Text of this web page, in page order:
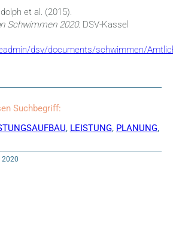
et al. (2015).
Schwimmen 2020. DSV-Kassel
dsv/documents/schwimmen/
Suchbegriff:
, LEISTUNG, PLANUNG,
2020